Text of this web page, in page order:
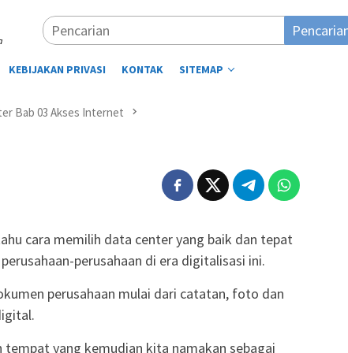
KEBIJAKAN PRIVASI KONTAK SITEMAP
Bab 03 Akses Internet
cara memilih data center yang baik dan tepat
perusahaan di era digitalisasi ini.
perusahaan mulai dari catatan, foto dan
tempat yang kemudian kita namakan sebagai